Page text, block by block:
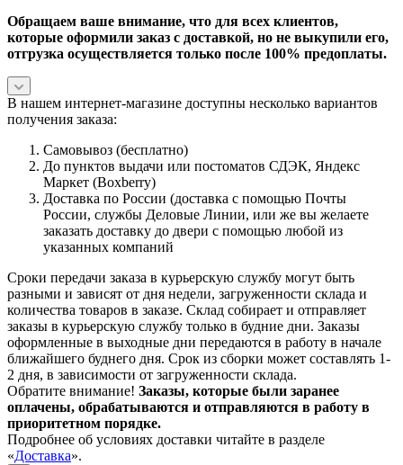
Обращаем ваше внимание, что для всех клиентов,
которые оформили заказ с доставкой, но не выкупили его,
отгрузка осуществляется только после 100% предоплаты.
В нашем интернет-магазине доступны несколько вариантов
получения заказа:
Самовывоз (бесплатно)
До пунктов выдачи или постоматов СДЭК, Яндекс
Маркет (Boxberry)
Доставка по России (доставка с помощью Почты
России, службы Деловые Линии, или же вы желаете
заказать доставку до двери с помощью любой из
указанных компаний
Сроки передачи заказа в курьерскую службу могут быть
разными и зависят от дня недели, загруженности склада и
количества товаров в заказе. Склад собирает и отправляет
заказы в курьерскую службу только в будние дни. Заказы
оформленные в выходные дни передаются в работу в начале
ближайшего буднего дня. Срок из сборки может составлять 1-
2 дня, в зависимости от загруженности склада.
Обратите внимание! Заказы, которые были заранее
оплачены, обрабатываются и отправляются в работу в
приоритетном порядке.
Подробнее об условиях доставки читайте в разделе
«Доставка».